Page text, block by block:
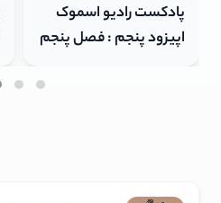
پادکست رادیو اسموک
اپیزود چهارم : پستچی در